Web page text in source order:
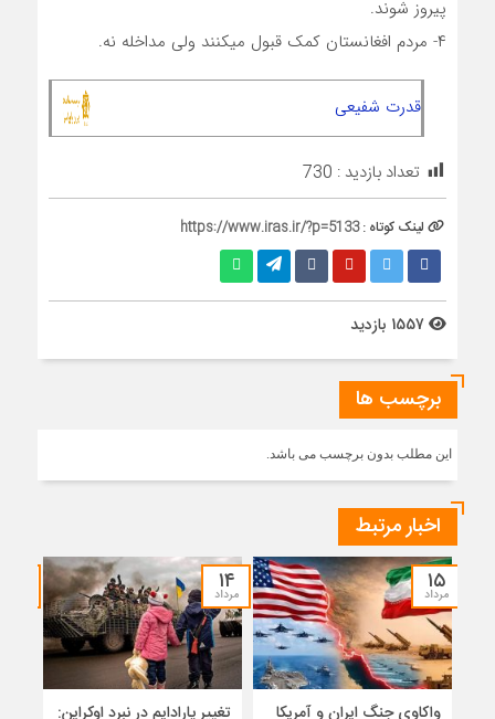
پیروز شوند.
قدرت شفیعی
تعداد بازدید : 730
لینک کوتاه :https://www.iras.ir/?p=5133
برچسب ها
این مطلب بدون برچسب می باشد.
اخبار مرتبط
۱۵
مرداد
واکاوی جنگ ایران و آمریکا
۱۴
مرداد
تغییر پارادایم در نبرد اوکراین: